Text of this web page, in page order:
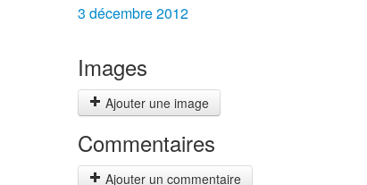
3 décembre 2012
Images
Ajouter une image
Commentaires
Ajouter un commentaire